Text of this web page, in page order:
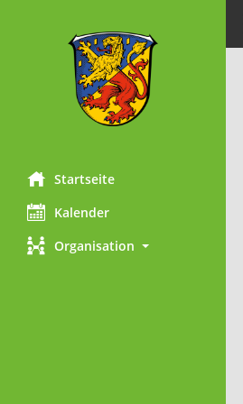
Startseite
Kalender
Organisation